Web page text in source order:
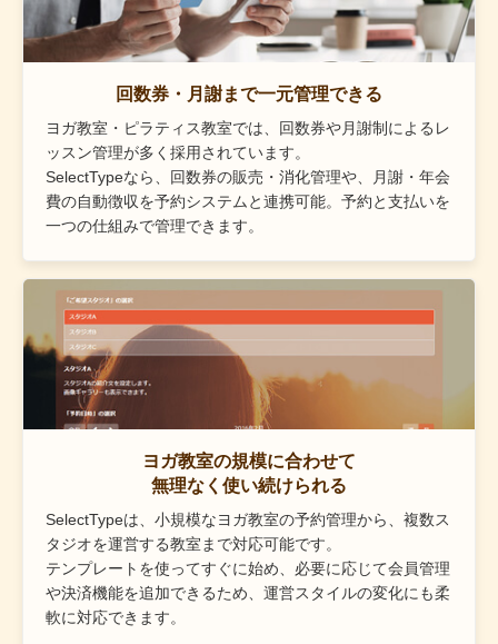
回数券・月謝まで一元管理できる
ヨガ教室・ピラティス教室では、回数券や月謝制によるレ
ッスン管理が多く採用されています。
SelectTypeなら、回数券の販売・消化管理や、月謝・年会
費の自動徴収を予約システムと連携可能。予約と支払いを
一つの仕組みで管理できます。
ヨガ教室の規模に合わせて
無理なく使い続けられる
SelectTypeは、小規模なヨガ教室の予約管理から、複数ス
タジオを運営する教室まで対応可能です。
テンプレートを使ってすぐに始め、必要に応じて会員管理
や決済機能を追加できるため、運営スタイルの変化にも柔
軟に対応できます。